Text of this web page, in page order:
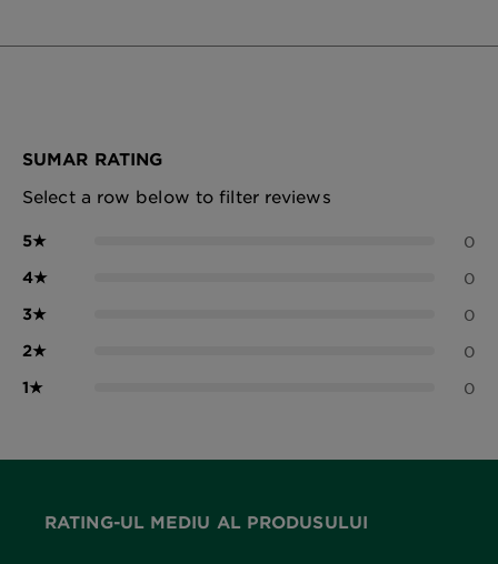
SUMAR RATING
Select a row below to filter reviews
5★ 0
4★ 0
3★ 0
2★ 0
1★ 0
RATING-UL MEDIU AL PRODUSULUI